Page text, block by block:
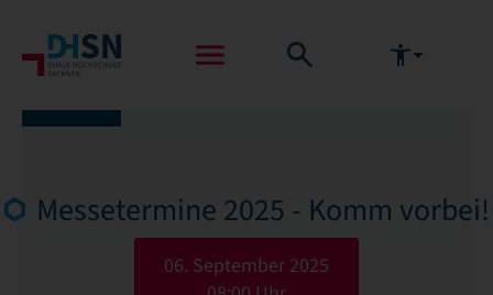
Messetermine 2025 - Komm vorbei!
06. September 2025